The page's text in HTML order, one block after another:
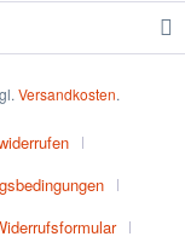
Versandkosten.